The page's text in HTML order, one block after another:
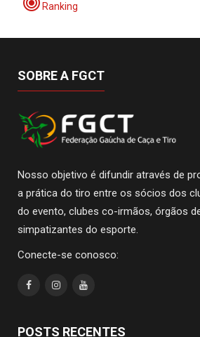
Ranking
SOBRE A FGCT
Nosso objetivo é difundir através de
a prática do tiro entre os sócios dos
do evento, clubes co-irmãos, órgãos
simpatizantes do esporte.
Conecte-se conosco:
POSTS RECENTES